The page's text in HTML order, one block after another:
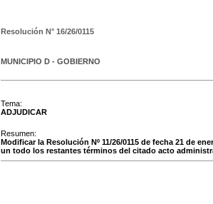
Resolución N° 16/26/0115
MUNICIPIO D - GOBIERNO
Tema:
ADJUDICAR
Resumen:
Modificar la Resolución Nº 11/26/0115 de fecha 21 de
un todo los restantes términos del citado acto